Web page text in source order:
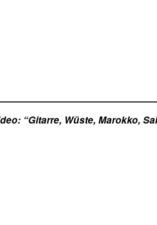
“Gitarre, Wüste, Marokko,